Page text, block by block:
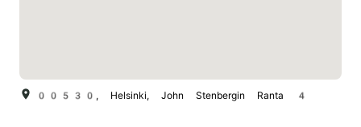
00530, Helsinki, John Stenbergin Ranta 4